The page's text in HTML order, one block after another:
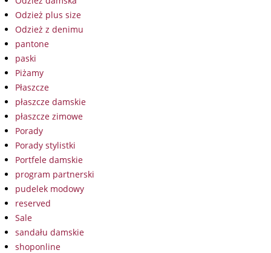
Odzież plus size
Odzież z denimu
pantone
paski
Piżamy
Płaszcze
płaszcze damskie
płaszcze zimowe
Porady
Porady stylistki
Portfele damskie
program partnerski
pudelek modowy
reserved
Sale
sandału damskie
shoponline